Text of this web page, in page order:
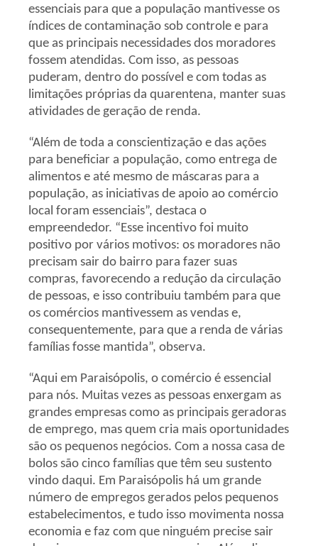
essenciais para que a população mantivesse os
índices de contaminação sob controle e para
que as principais necessidades dos moradores
fossem atendidas. Com isso, as pessoas
puderam, dentro do possível e com todas as
limitações próprias da quarentena, manter suas
atividades de geração de renda.
“Além de toda a conscientização e das ações
para beneficiar a população, como entrega de
alimentos e até mesmo de máscaras para a
população, as iniciativas de apoio ao comércio
local foram essenciais”, destaca o
empreendedor. “Esse incentivo foi muito
positivo por vários motivos: os moradores não
precisam sair do bairro para fazer suas
compras, favorecendo a redução da circulação
de pessoas, e isso contribuiu também para que
os comércios mantivessem as vendas e,
consequentemente, para que a renda de várias
famílias fosse mantida”, observa.
“Aqui em Paraisópolis, o comércio é essencial
para nós. Muitas vezes as pessoas enxergam as
grandes empresas como as principais geradoras
de emprego, mas quem cria mais oportunidades
são os pequenos negócios. Com a nossa casa de
bolos são cinco famílias que têm seu sustento
vindo daqui. Em Paraisópolis há um grande
número de empregos gerados pelos pequenos
estabelecimentos, e tudo isso movimenta nossa
economia e faz com que ninguém precise sair